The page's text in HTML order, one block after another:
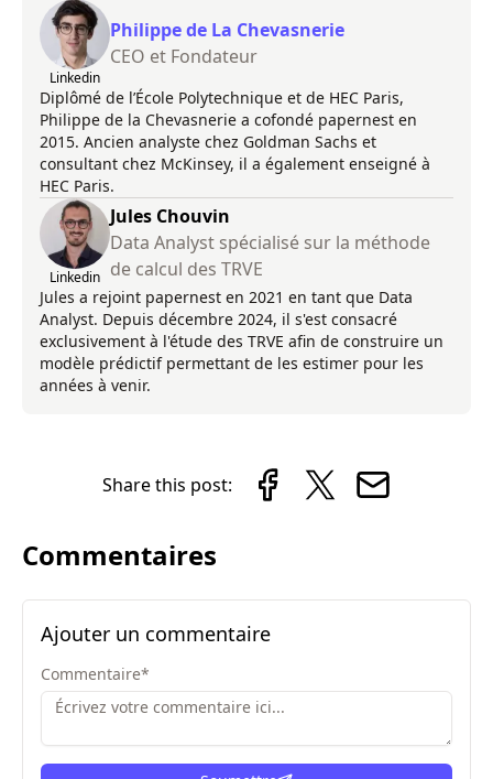
Linkedin
Philippe de La Chevasnerie
CEO et Fondateur
Diplômé de l’École Polytechnique et de HEC Paris,
Philippe de la Chevasnerie a cofondé papernest en
2015. Ancien analyste chez Goldman Sachs et
consultant chez McKinsey, il a également enseigné à
HEC Paris.
Linkedin
Jules Chouvin
Data Analyst spécialisé sur la méthode
de calcul des TRVE
Jules a rejoint papernest en 2021 en tant que Data
Analyst. Depuis décembre 2024, il s'est consacré
exclusivement à l'étude des TRVE afin de construire un
modèle prédictif permettant de les estimer pour les
années à venir.
Share this post:
Commentaires
Ajouter un commentaire
Commentaire*